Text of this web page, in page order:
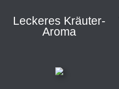
Leckeres Kräuter-
Aroma